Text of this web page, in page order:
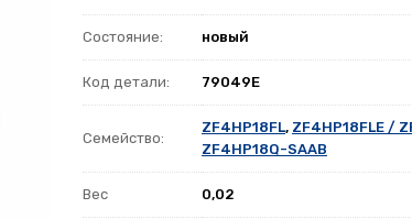
Состояние: новый
Код детали: 79049E
Семейство:
ZF4HP18FL, ZF4HP18FLE /
ZF4HP18Q-SAAB
Вес 0,02